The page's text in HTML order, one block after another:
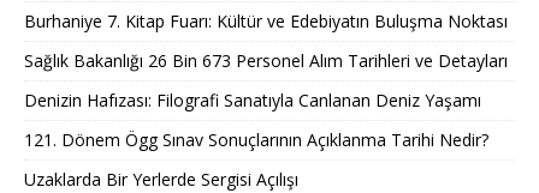
Burhaniye 7. Kitap Fuarı: Kültür ve Edebiyatın Buluşma Noktası
Sağlık Bakanlığı 26 Bin 673 Personel Alım Tarihleri ve Detayları
Denizin Hafızası: Filografi Sanatıyla Canlanan Deniz Yaşamı
121. Dönem Ögg Sınav Sonuçlarının Açıklanma Tarihi Nedir?
Uzaklarda Bir Yerlerde Sergisi Açılışı